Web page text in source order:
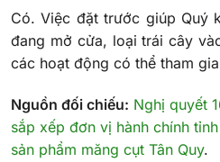
Có. Việc đặt trước giúp Quý
đang mở cửa, loại trái cây
các hoạt động có thể tham
Nguồn đối chiếu: Nghị quyết
sắp xếp đơn vị hành chính
sản phẩm măng cụt Tân Quy.